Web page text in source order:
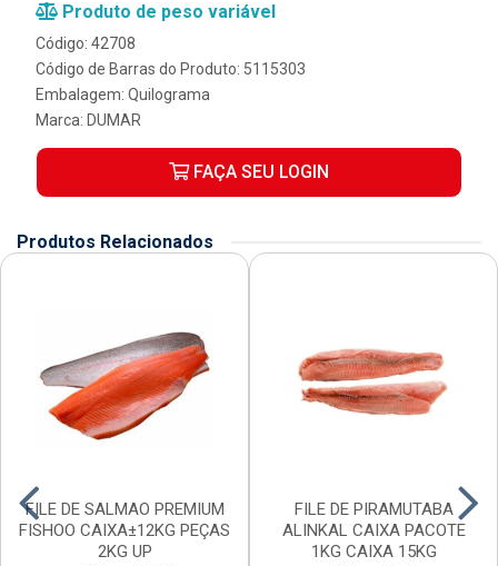
Produto de peso variável
Código: 42708
Código de Barras do Produto: 5115303
Embalagem: Quilograma
Marca: DUMAR
FAÇA SEU LOGIN
Produtos Relacionados
FILE DE SALMAO PREMIUM
FISHOO CAIXA±12KG PEÇAS
2KG UP
FILE DE PIRAMUTABA
ALINKAL CAIXA PACOTE
1KG CAIXA 15KG